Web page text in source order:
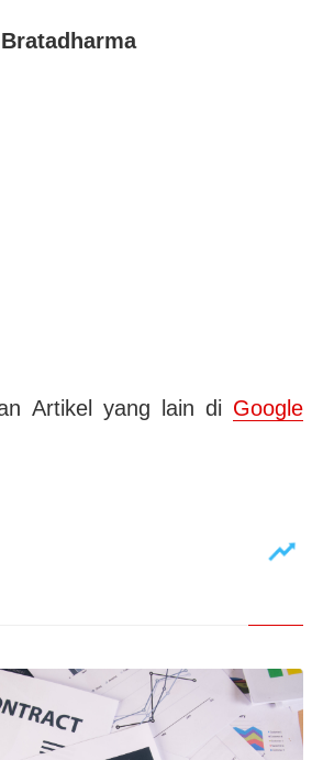
Artikel yang lain di Google